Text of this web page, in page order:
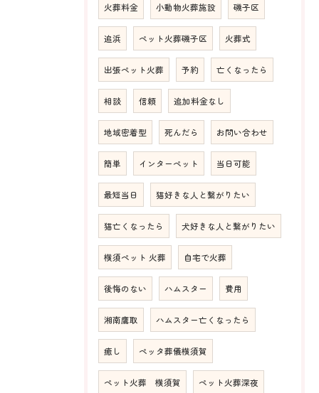
火葬料金 小動物火葬施設 磯子区
追浜 ペット火葬磯子区 火葬式
出張ペット火葬 予約 亡くなったら
相談 信頼 追加料金なし
地域密着型 死んだら お問い合わせ
簡単 インターペット 当日可能
最短当日 猫好きな人と繋がりたい
猫亡くなったら 犬好きな人と繋がりたい
横須ペット 火葬 自宅で火葬
後悔のない ハムスター 費用
湘南鷹取 ハムスター亡くなったら
癒し ペッタ葬儀横須賀
ペット火葬 横須賀 ペット火葬深夜